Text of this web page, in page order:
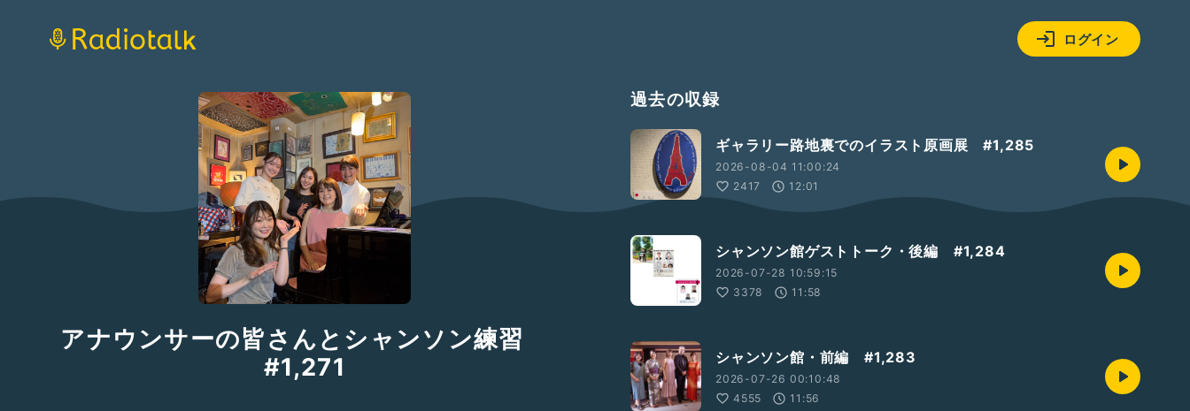
ログイン
アナウンサーの皆さんとシャンソン練習
#1,271
過去の収録
ギャラリー路地裏でのイラスト原画展 #1,285
2026-08-04 11:00:24
2417
12:01
シャンソン館ゲストトーク・後編 #1,284
2026-07-28 10:59:15
3378
11:58
シャンソン館・前編 #1,283
2026-07-26 00:10:48
4555
11:56